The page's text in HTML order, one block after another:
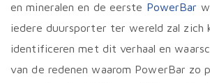
en mineralen en de eerste PowerBar
iedere duursporter ter wereld zal zich
identificeren met dit verhaal en
van de redenen waarom PowerBar zo